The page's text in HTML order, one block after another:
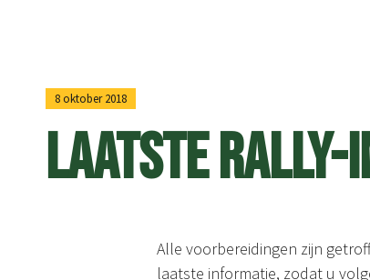
8 oktober 2018
LAATSTE RALLY-
Alle voorbereidingen zijn
laatste informatie, zodat u